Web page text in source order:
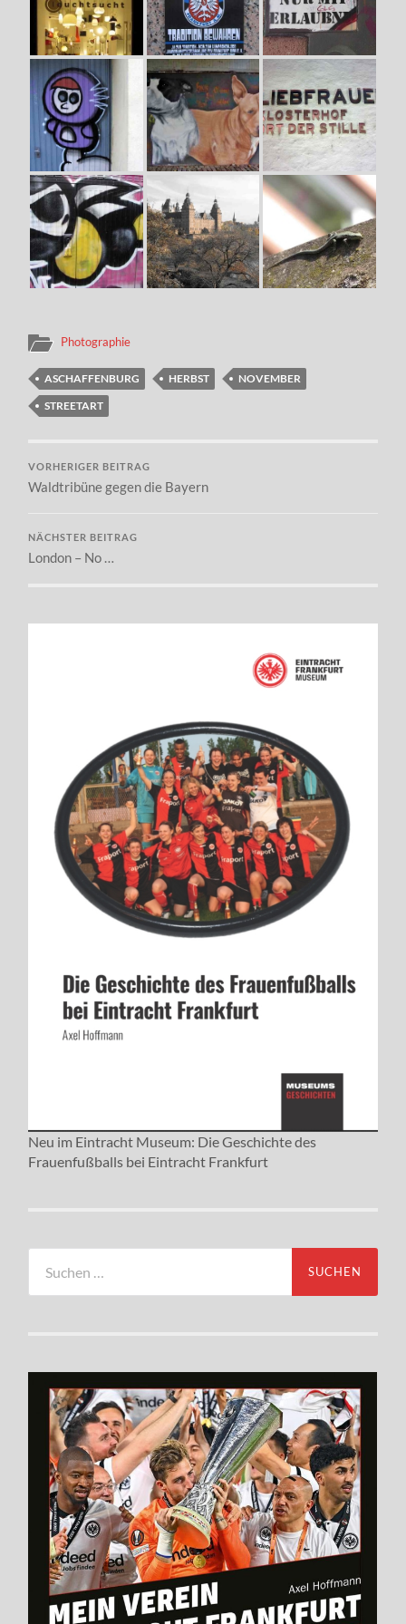
Photographie
ASCHAFFENBURG HERBST
NOVEMBER
STREETART
VORHERIGER BEITRAG
Waldtribüne gegen die Bayern
NÄCHSTER BEITRAG
London – No …
Neu im Eintracht Museum: Die Geschichte des
Frauenfußballs bei Eintracht Frankfurt
nach: